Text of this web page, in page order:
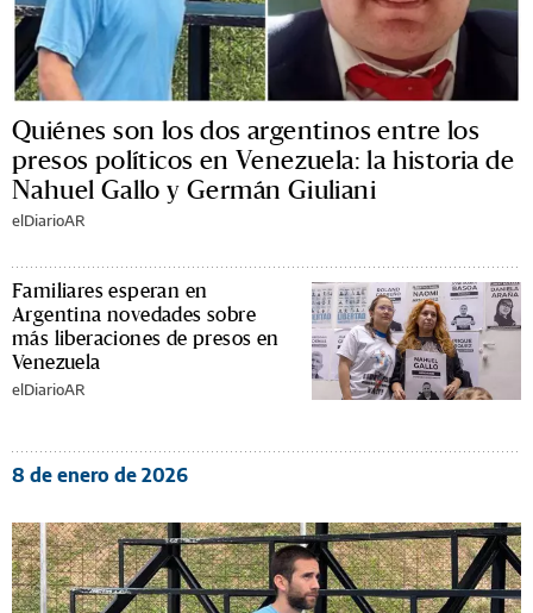
Quiénes son los dos argentinos entre los
presos políticos en Venezuela: la historia de
Nahuel Gallo y Germán Giuliani
elDiarioAR
Familiares esperan en
Argentina novedades sobre
más liberaciones de presos en
Venezuela
elDiarioAR
8 de enero de 2026